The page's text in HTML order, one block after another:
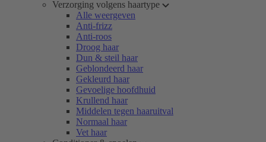
Verzorging volgens haartype
Alle weergeven
Anti-frizz
Anti-roos
Droog haar
Dun & steil haar
Geblondeerd haar
Gekleurd haar
Gevoelige hoofdhuid
Krullend haar
Middelen tegen haaruitval
Normaal haar
Vet haar